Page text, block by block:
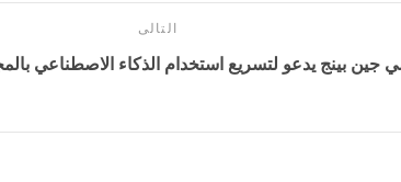
التالى
جين بينج يدعو لتسريع استخدام الذكاء الاصطناعي